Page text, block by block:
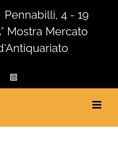
Pennabilli, 4 - 19
Mostra Mercato
Instagram